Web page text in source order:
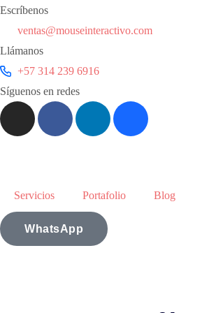
Escríbenos
ventas@mouseinteractivo.com
Llámanos
+57 314 239 6916
Síguenos en redes
Servicios Portafolio Blog
WhatsApp